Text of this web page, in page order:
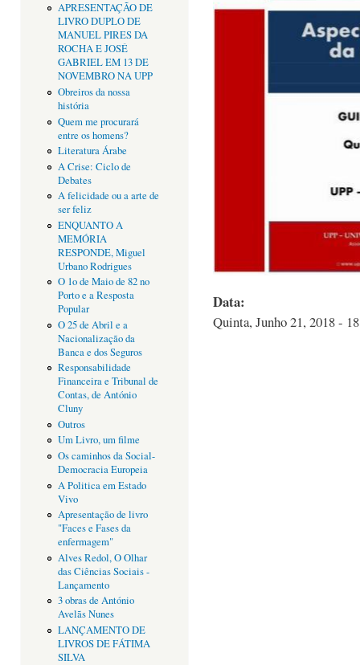
APRESENTAÇÃO DE
LIVRO DUPLO DE
MANUEL PIRES DA
ROCHA E JOSÉ
GABRIEL EM 13 DE
NOVEMBRO NA UPP
Obreiros da nossa
história
Quem me procurará
entre os homens?
Literatura Árabe
A Crise: Ciclo de
Debates
A felicidade ou a arte de
ser feliz
ENQUANTO A
MEMÓRIA
RESPONDE, Miguel
Urbano Rodrigues
O 1o de Maio de 82 no
Porto e a Resposta
Popular
O 25 de Abril e a
Nacionalização da
Banca e dos Seguros
Responsabilidade
Financeira e Tribunal de
Contas, de António
Cluny
Outros
Um Livro, um filme
Os caminhos da Social-
Democracia Europeia
A Politica em Estado
Vivo
Apresentação de livro
"Faces e Fases da
enfermagem"
Alves Redol, O Olhar
das Ciências Sociais -
Lançamento
3 obras de António
Avelãs Nunes
LANÇAMENTO DE
LIVROS DE FÁTIMA
SILVA
Data:
Quinta, Junho 21, 2018 -